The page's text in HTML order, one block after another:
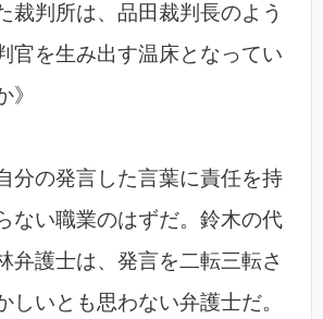
裁判所は、品田裁判長のよう
官を生み出す温床となってい
》
分の発言した言葉に責任を持
ない職業のはずだ。鈴木の代
弁護士は、発言を二転三転さ
しいとも思わない弁護士だ。